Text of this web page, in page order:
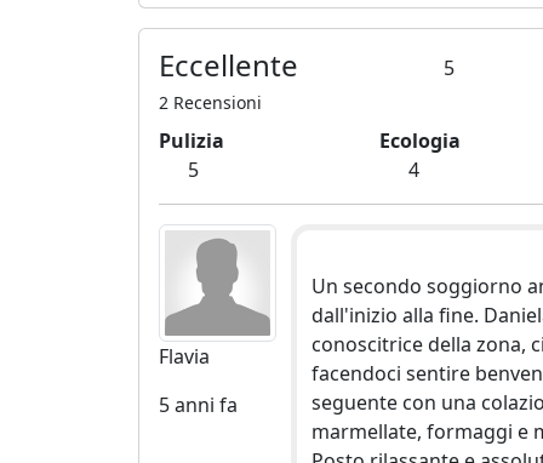
Eccellente 5
2 Recensioni
Pulizia
5
Ecologia
4
Flavia
5 anni fa
Un secondo soggiorno
dall'inizio alla fine.
conoscitrice della zona,
facendoci sentire
seguente con una
marmellate, formaggi e